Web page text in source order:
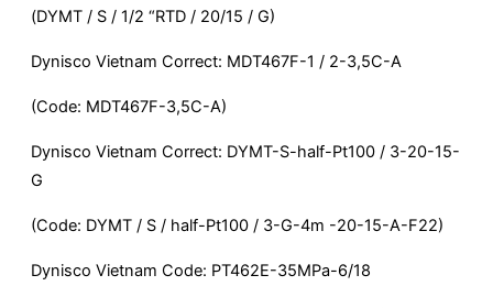
(DYMT / S / 1/2 “RTD / 20/15 / G)
Dynisco Vietnam Correct: MDT467F-1 / 2-3,5C-A
(Code: MDT467F-3,5C-A)
Dynisco Vietnam Correct: DYMT-S-half-Pt100 / 3-20-15-
G
(Code: DYMT / S / half-Pt100 / 3-G-4m -20-15-A-F22)
Dynisco Vietnam Code: PT462E-35MPa-6/18